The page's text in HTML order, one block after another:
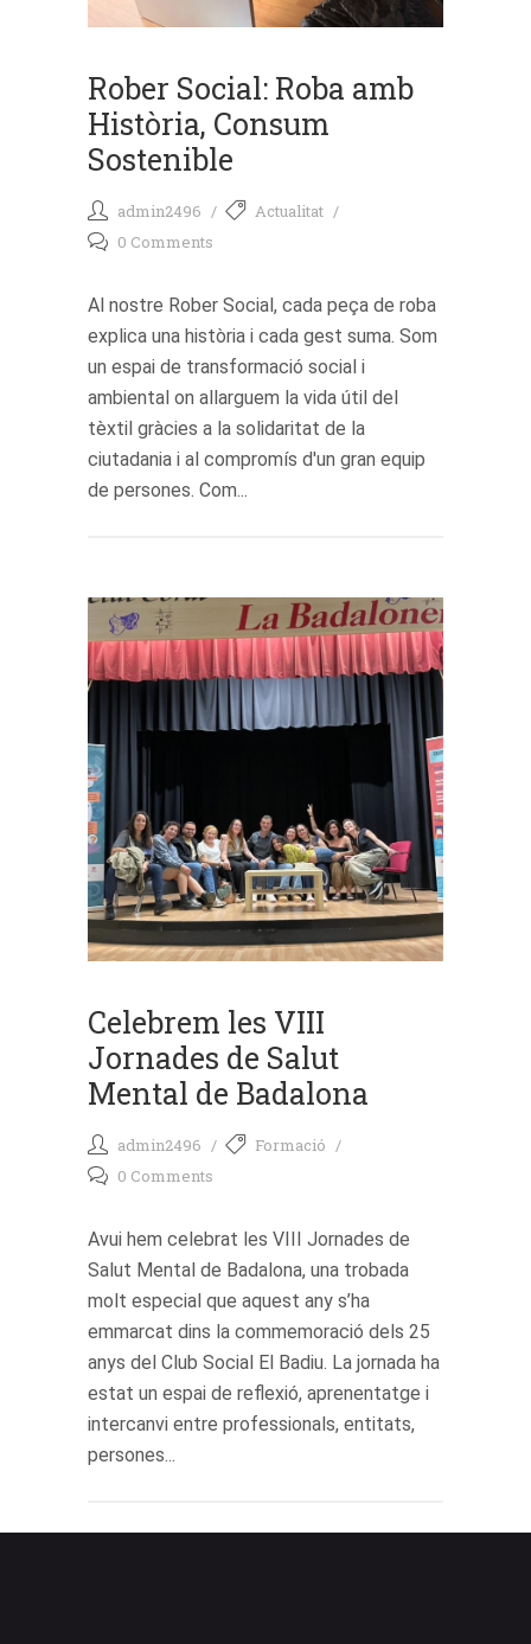
Rober Social: Roba amb
Història, Consum
Sostenible
admin2496
Actualitat
0 Comments
Al nostre Rober Social, cada peça de roba
explica una història i cada gest suma. Som
un espai de transformació social i
ambiental on allarguem la vida útil del
tèxtil gràcies a la solidaritat de la
ciutadania i al compromís d'un gran equip
de persones. Com...
Celebrem les VIII
Jornades de Salut
Mental de Badalona
admin2496
Formació
0 Comments
Avui hem celebrat les VIII Jornades de
Salut Mental de Badalona, una trobada
molt especial que aquest any s’ha
emmarcat dins la commemoració dels 25
anys del Club Social El Badiu. La jornada ha
estat un espai de reflexió, aprenentatge i
intercanvi entre professionals, entitats,
persones...